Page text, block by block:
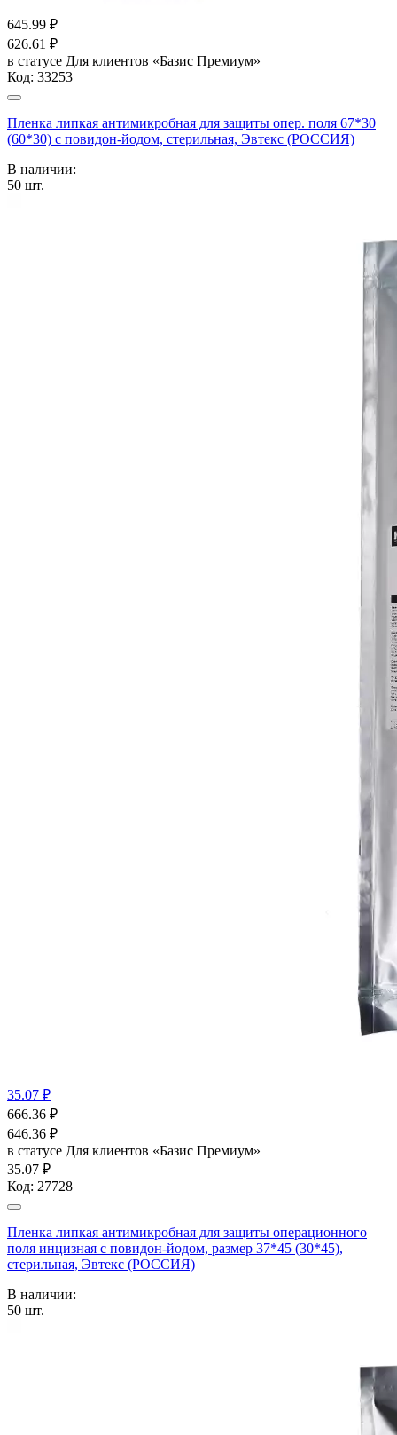
645.99 ₽
626.61 ₽
в статусе Для клиентов «Базис Премиум»
Код: 33253
Пленка липкая антимикробная для защиты опер. поля 67*30
(60*30) с повидон-йодом, стерильная, Эвтекс (РОССИЯ)
В наличии:
50 шт.
35.07 ₽
666.36 ₽
646.36 ₽
в статусе Для клиентов «Базис Премиум»
35.07 ₽
Код: 27728
Пленка липкая антимикробная для защиты операционного
поля инцизная с повидон-йодом, размер 37*45 (30*45),
стерильная, Эвтекс (РОССИЯ)
В наличии:
50 шт.